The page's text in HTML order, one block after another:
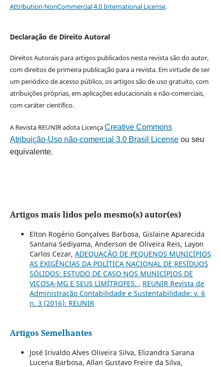
Attribution-NonCommercial 4.0 International License.
Declaração de Direito Autoral
Direitos Autorais para artigos publicados nesta revista são do autor,
com direitos de primeira publicação para a revista. Em virtude de ser
um periódico de acesso público, os artigos são de uso gratuito, com
atribuições próprias, em aplicações educacionais e não-comerciais,
com caráter científico.
A Revista REUNIR adota LicençaCreative Commons
Atribuição-Uso não-comercial 3.0 Brasil Licenseou seu
equivalente.
Artigos mais lidos pelo mesmo(s) autor(es)
Elton Rogério Gonçalves Barbosa, Gislaine Aparecida
Santana Sediyama, Anderson de Oliveira Reis, Layon
Carlos Cezar, ADEQUAÇÃO DE PEQUENOS MUNICÍPIOS
AS EXIGÊNCIAS DA POLÍTICA NACIONAL DE RESÍDUOS
SÓLIDOS: ESTUDO DE CASO NOS MUNICÍPIOS DE
VIÇOSA-MG E SEUS LIMÍTROFES. , REUNIR Revista de
Administração Contabilidade e Sustentabilidade: v. 6
n. 3 (2016): REUNIR
Artigos Semelhantes
José Irivaldo Alves Oliveira Silva, Elizandra Sarana
Lucena Barbosa, Allan Gustavo Freire da Silva,